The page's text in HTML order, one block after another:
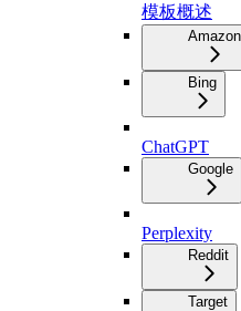
模板概述
Amazon
Bing
ChatGPT
Google
Perplexity
Reddit
Target